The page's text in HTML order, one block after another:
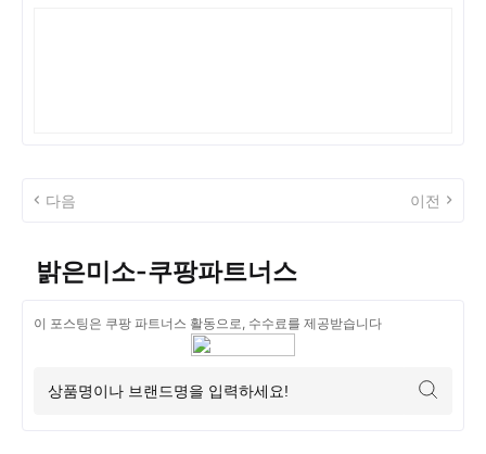
다음 이전
밝은미소-쿠팡파트너스
이 포스팅은 쿠팡 파트너스 활동으로, 수수료를 제공받습니다